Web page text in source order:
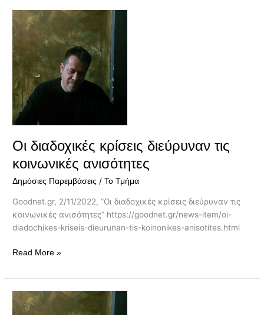
Οι διαδοχικές κρίσεις διεύρυναν τις
κοινωνικές ανισότητες
Δημόσιες Παρεμβάσεις /Το Τμήμα
Goodnet.gr, 2/11/2022, “Οι διαδοχικές κρίσεις διεύρυναν τις
κοινωνικές ανισότητες” https://goodnet.gr/news-item/oi-
diadochikes-kriseis-dieurunan-tis-koinonikes-anisotites.html
Οι
διαδοχικές
κρίσεις
διεύρυναν
κοινωνικές
ανισότητες
Read More »
Απαιτείται
ένα